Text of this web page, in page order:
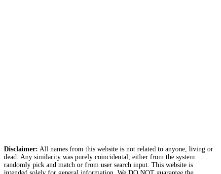
Disclaimer: All names from this website is not related to anyone, living or
dead. Any similarity was purely coincidental, either from the system
randomly pick and match or from user search input. This website is